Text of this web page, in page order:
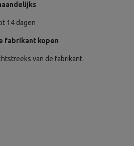
14 dagen
fabrikant kopen
van de fabrikant.